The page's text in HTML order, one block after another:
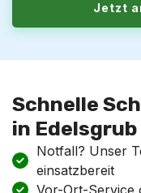
Jetzt
Schnelle
in
Notfall? Unser
einsatzbereit
Vor-Ort-Service